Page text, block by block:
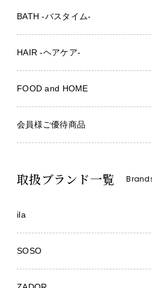
BATH -バスタイム-
HAIR -ヘアケア-
FOOD and HOME
会員様ご優待商品
取扱ブランド一覧
ila
SOSO